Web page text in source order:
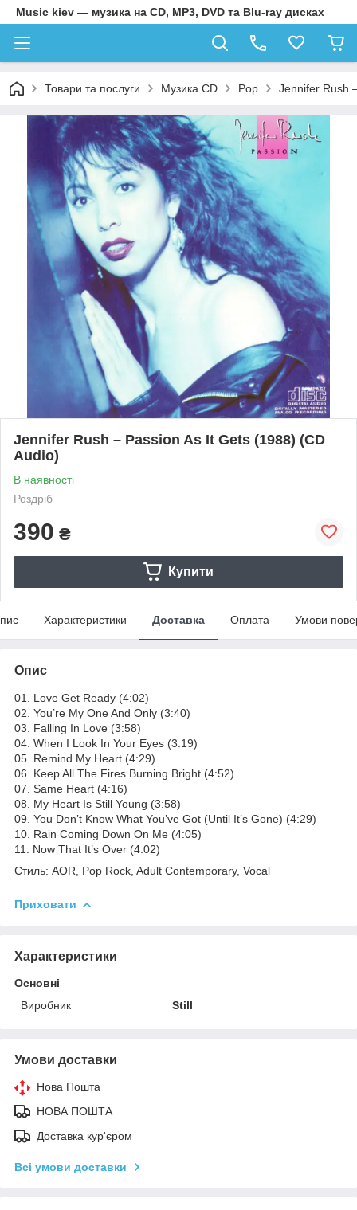
Music kiev — музика на CD, MP3, DVD та Blu-ray дисках
Товари та послуги Музика CD Pop Jennifer Rush
Jennifer Rush – Passion As It Gets (1988) (CD
Audio)
В наявності
Роздріб
390 ₴
Купити
Характеристики Доставка Оплата Умови
Опис
01. Love Get Ready (4:02)
02. You’re My One And Only (3:40)
03. Falling In Love (3:58)
04. When I Look In Your Eyes (3:19)
05. Remind My Heart (4:29)
06. Keep All The Fires Burning Bright (4:52)
07. Same Heart (4:16)
08. My Heart Is Still Young (3:58)
09. You Don’t Know What You’ve Got (Until It’s Gone) (4:29)
10. Rain Coming Down On Me (4:05)
11. Now That It’s Over (4:02)
Стиль: AOR, Pop Rock, Adult Contemporary, Vocal
Приховати
Характеристики
Основні
Виробник
Still
Умови доставки
Нова Пошта
НОВА ПОШТА
Доставка кур'єром
Всі умови доставки